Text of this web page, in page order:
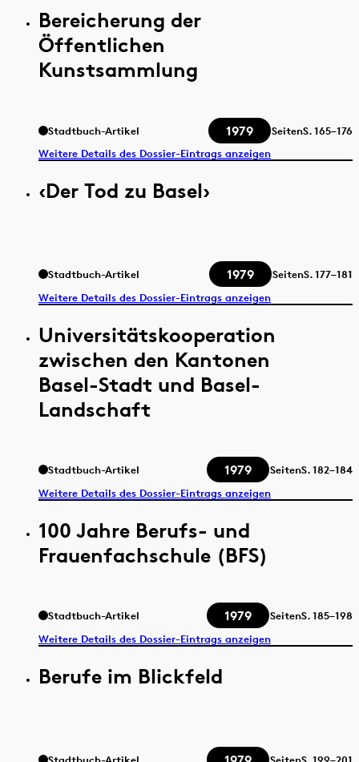
Bereicherung der
Öffentlichen
Kunstsammlung
Stadtbuch-Artikel 1979 SeitenS.165–176
Weitere Details des Dossier-Eintrags anzeigen
‹Der Tod zu Basel›
Stadtbuch-Artikel 1979 SeitenS.177–181
Weitere Details des Dossier-Eintrags anzeigen
Universitätskooperation
zwischen den Kantonen
Basel-Stadt und Basel-
Landschaft
Stadtbuch-Artikel 1979 SeitenS.182–184
Weitere Details des Dossier-Eintrags anzeigen
100 Jahre Berufs- und
Frauenfachschule (BFS)
Stadtbuch-Artikel 1979 SeitenS.185–198
Weitere Details des Dossier-Eintrags anzeigen
Berufe im Blickfeld
Stadtbuch-Artikel SeitenS.199–201